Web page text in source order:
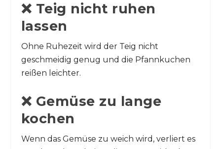
❌ Teig nicht ruhen
lassen
Ohne Ruhezeit wird der Teig nicht
geschmeidig genug und die Pfannkuchen
reißen leichter.
❌ Gemüse zu lange
kochen
Wenn das Gemüse zu weich wird, verliert es